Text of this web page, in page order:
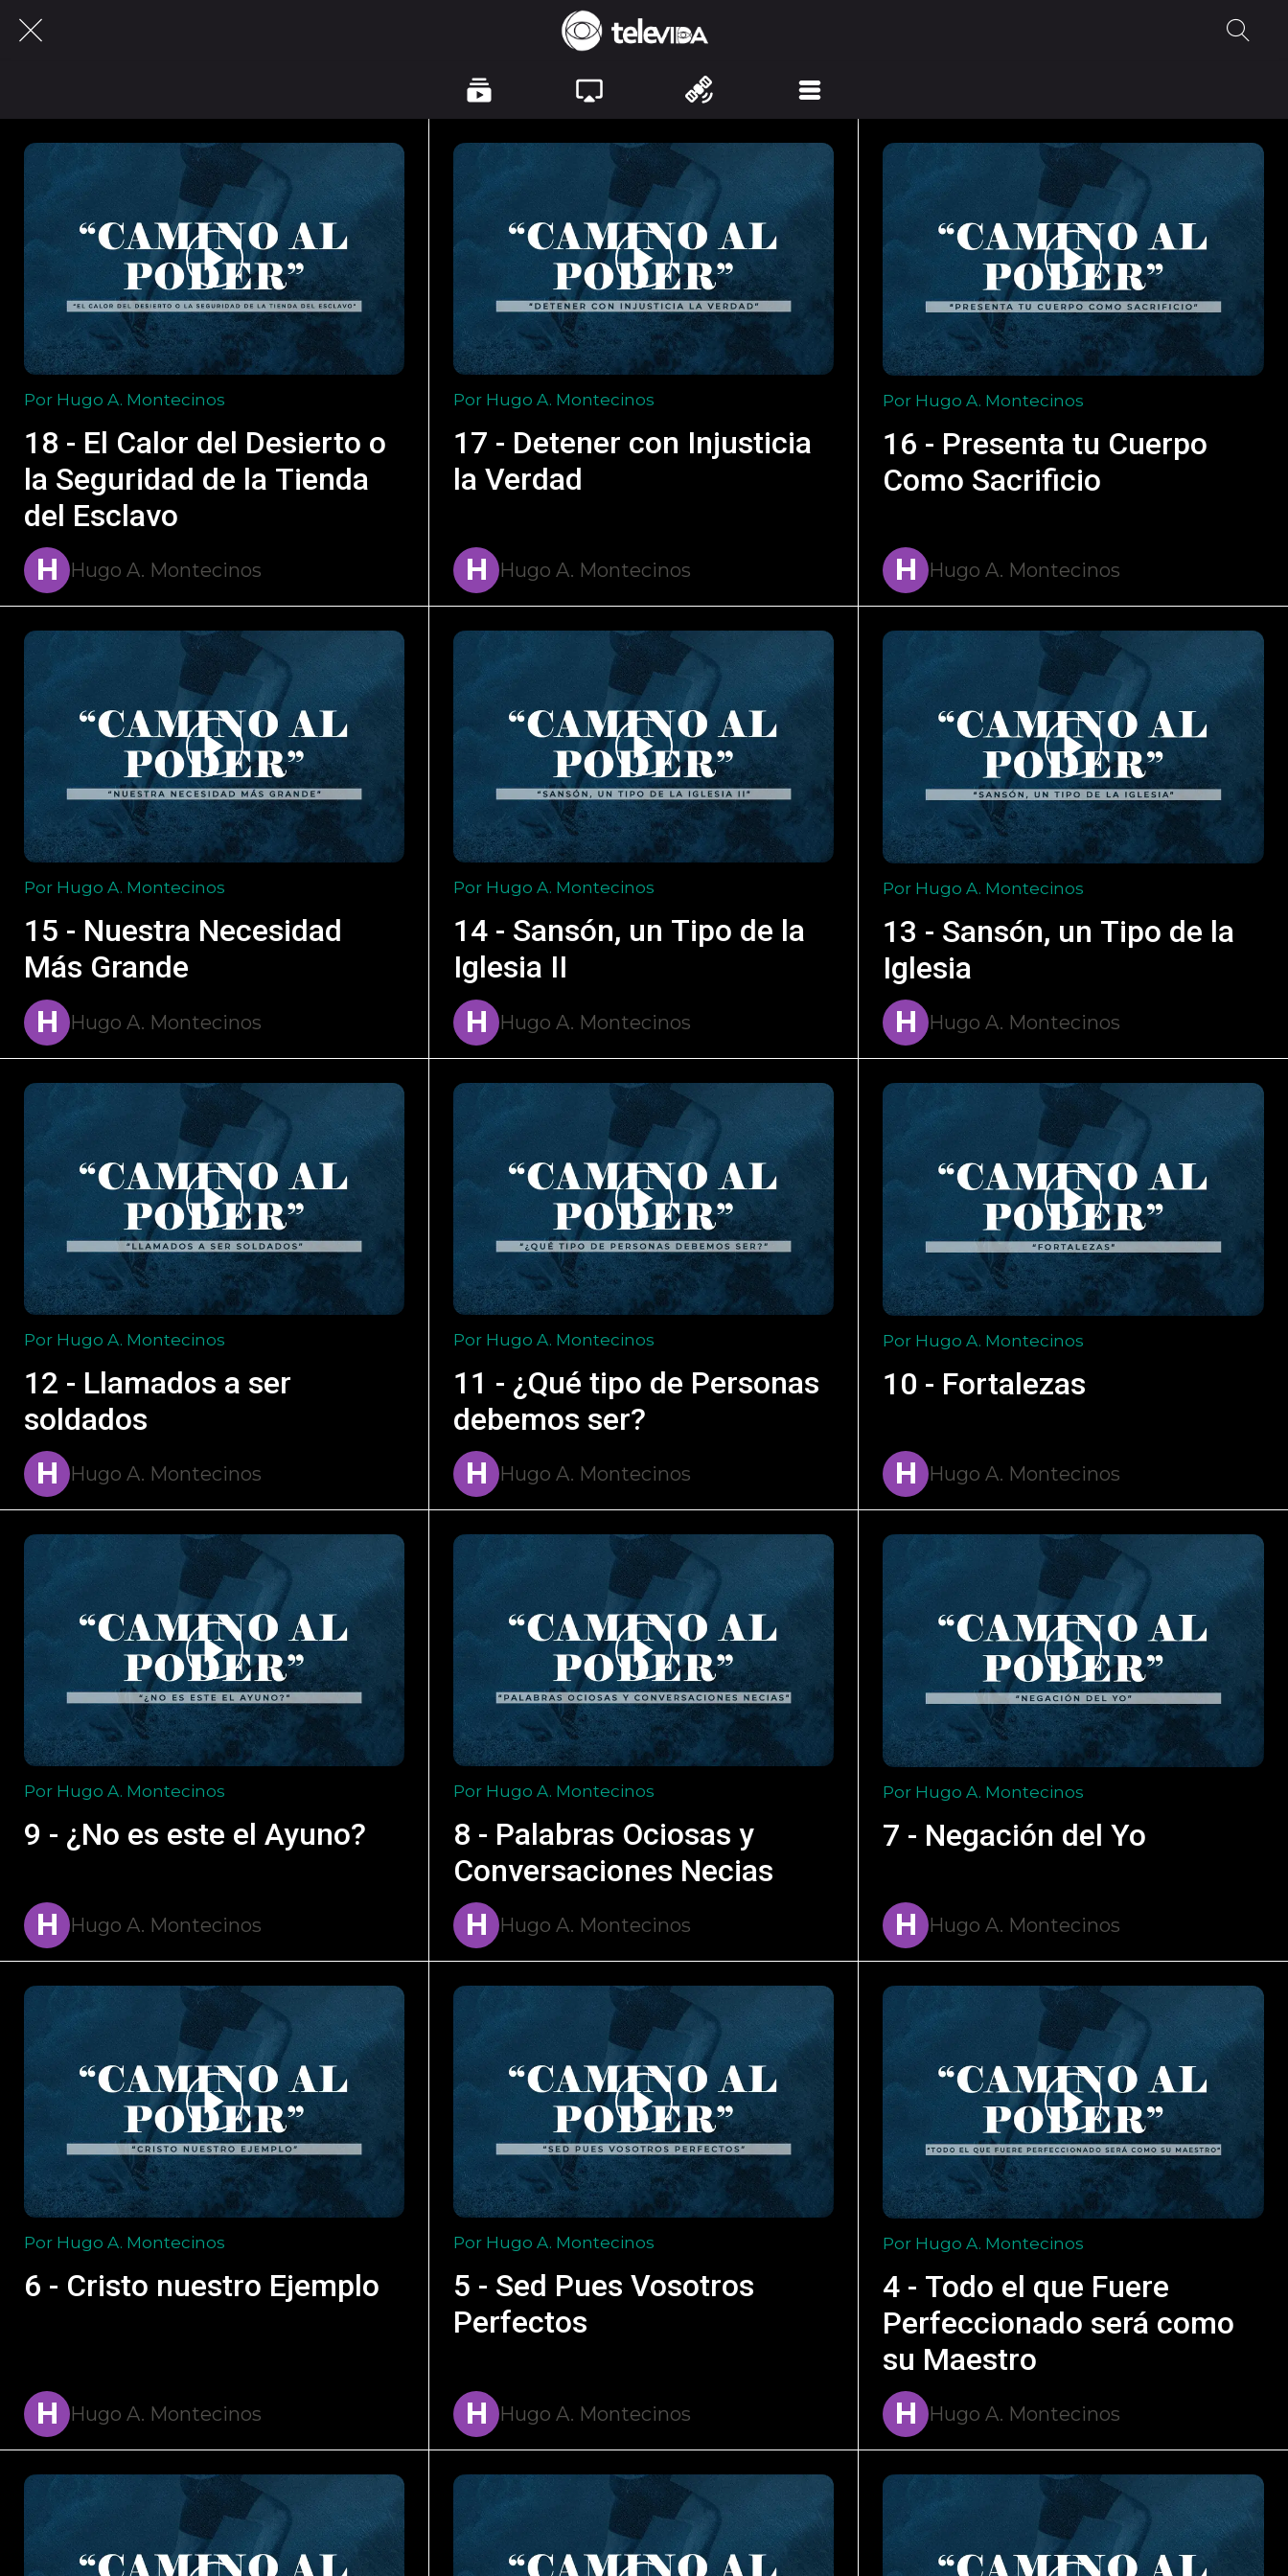
Por Hugo A. Montecinos
18 - El Calor del Desierto o
la Seguridad de la Tienda
del Esclavo
H Hugo A. Montecinos
Por Hugo A. Montecinos
17 - Detener con Injusticia
la Verdad
H Hugo A. Montecinos
Por Hugo A. Montecinos
16 - Presenta tu Cuerpo
Como Sacrificio
H Hugo A. Montecinos
Por Hugo A. Montecinos
15 - Nuestra Necesidad
Más Grande
H Hugo A. Montecinos
Por Hugo A. Montecinos
14 - Sansón, un Tipo de la
Iglesia II
H Hugo A. Montecinos
Por Hugo A. Montecinos
13 - Sansón, un Tipo de la
Iglesia
H Hugo A. Montecinos
Por Hugo A. Montecinos
12 - Llamados a ser
soldados
H Hugo A. Montecinos
Por Hugo A. Montecinos
11 - ¿Qué tipo de Personas
debemos ser?
H Hugo A. Montecinos
Por Hugo A. Montecinos
10 - Fortalezas
H Hugo A. Montecinos
Por Hugo A. Montecinos
9 - ¿No es este el Ayuno?
H Hugo A. Montecinos
Por Hugo A. Montecinos
8 - Palabras Ociosas y
Conversaciones Necias
H Hugo A. Montecinos
Por Hugo A. Montecinos
7 - Negación del Yo
H Hugo A. Montecinos
Por Hugo A. Montecinos
6 - Cristo nuestro Ejemplo
H Hugo A. Montecinos
Por Hugo A. Montecinos
5 - Sed Pues Vosotros
Perfectos
H Hugo A. Montecinos
Por Hugo A. Montecinos
4 - Todo el que Fuere
Perfeccionado será como
su Maestro
H Hugo A. Montecinos